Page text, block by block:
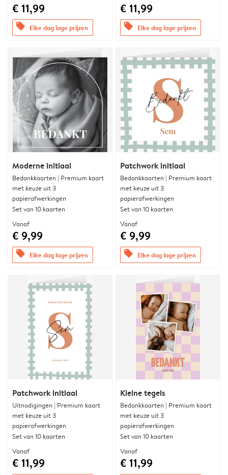
€ 11,99
offers Elke dag lage prijzen
€ 11,99
offers Elke dag lage prijzen
Moderne initiaal
Bedankkaarten | Premium kaart
met keuze uit 3
papierafwerkingen
Set van 10 kaarten
Vanaf
€ 9,99
offers Elke dag lage prijzen
Patchwork initiaal
Bedankkaarten | Premium kaart
met keuze uit 3
papierafwerkingen
Set van 10 kaarten
Vanaf
€ 9,99
offers Elke dag lage prijzen
Patchwork initiaal
Uitnodigingen | Premium kaart
met keuze uit 3
papierafwerkingen
Set van 10 kaarten
Vanaf
€ 11,99
Kleine tegels
Bedankkaarten | Premium kaart
met keuze uit 3
papierafwerkingen
Set van 10 kaarten
Vanaf
€ 11,99